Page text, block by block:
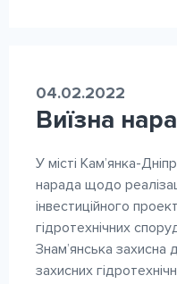
04.02.2022
Виїзна
У місті Кам’янка-
нарада щодо
інвестиційного
гідротехнічних
Знам’янська захисна
захисних